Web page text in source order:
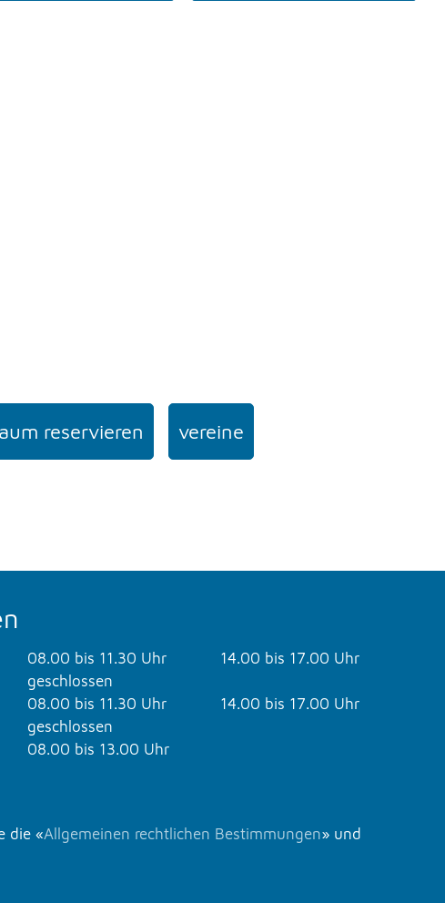
reservieren vereine
08.00 bis 11.30 Uhr
14.00 bis 17.00 Uhr
geschlossen
08.00 bis 11.30 Uhr
14.00 bis 17.00 Uhr
geschlossen
08.00 bis 13.00 Uhr
die «Allgemeinen rechtlichen Bestimmungen» und